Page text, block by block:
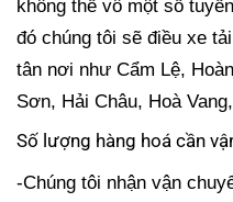
không thể vô một số
đó chúng tôi sẽ điều xe
tân nơi như Cẩm Lệ,
Sơn, Hải Châu, Hoà
Số lượng hàng hoá cần
-Chúng tôi nhận vận